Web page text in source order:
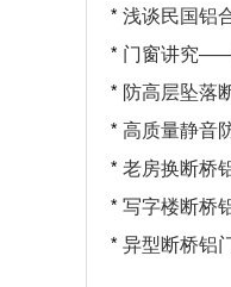
*
*
*
*
*
*
*